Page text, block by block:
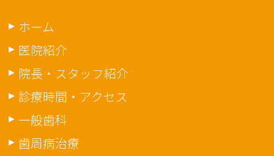
ホーム
医院紹介
院長・スタッフ紹介
診療時間・アクセス
一般歯科
歯周病治療